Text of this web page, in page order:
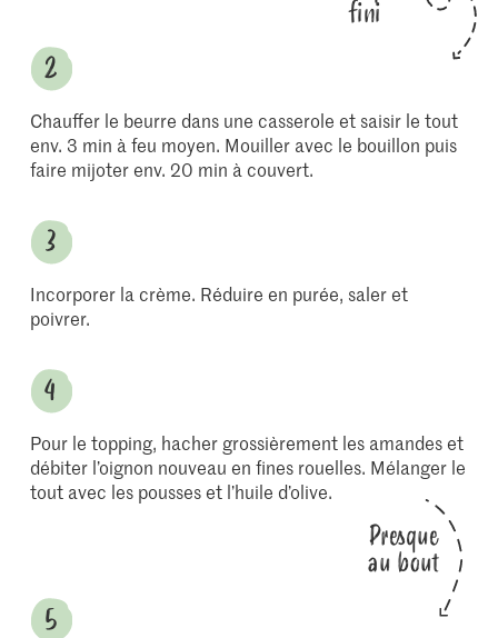
fini
Chauffer le beurre dans une casserole et saisir le tout
env. 3 min à feu moyen. Mouiller avec le bouillon puis
faire mijoter env. 20 min à couvert.
Incorporer la crème. Réduire en purée, saler et
poivrer.
Pour le topping, hacher grossièrement les amandes et
débiter l’oignon nouveau en fines rouelles. Mélanger le
tout avec les pousses et l’huile d’olive.
Presque
au bout